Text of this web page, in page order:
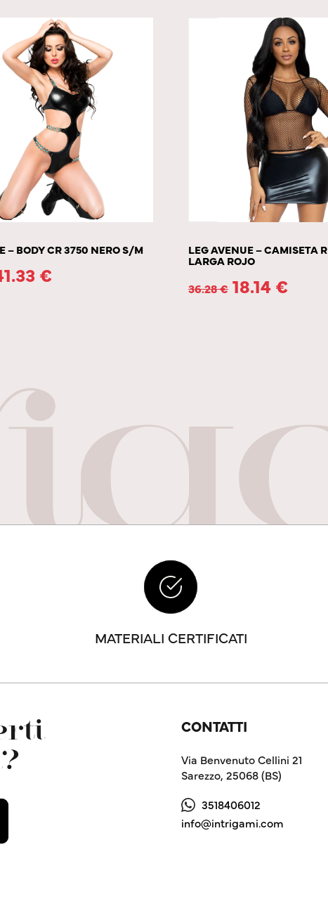
– BODY CR 3750 NERO S/M
€
LEG AVENUE – CAMISETA
LARGA ROJO
36.28€ 18.14 €
MATERIALI CERTIFICATI
CONTATTI
Via Benvenuto Cellini 21
Sarezzo, 25068 (BS)
3518406012
info@intrigami.com